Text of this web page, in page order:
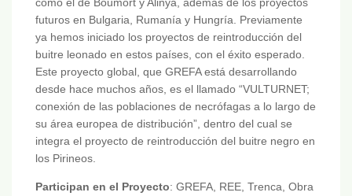
como el de Boumort y Alinyá, además de los proyectos
futuros en Bulgaria, Rumanía y Hungría. Previamente
ya hemos iniciado los proyectos de reintroducción del
buitre leonado en estos países, con el éxito esperado.
Este proyecto global, que GREFA está desarrollando
desde hace muchos años, es el llamado “VULTURNET;
conexión de las poblaciones de necrófagas a lo largo de
su área europea de distribución”, dentro del cual se
integra el proyecto de reintroducción del buitre negro en
los Pirineos.
Participan en el Proyecto: GREFA, REE, Trenca, Obra